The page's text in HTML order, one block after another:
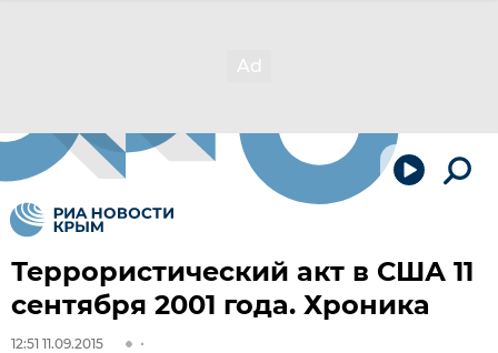
Террористический акт в США 11
сентября 2001 года. Хроника
12:51 11.09.2015